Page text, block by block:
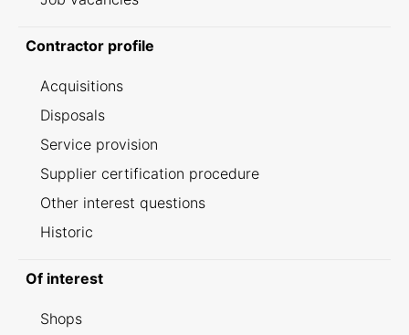
Contractor profile
Acquisitions
Disposals
Service provision
Supplier certification procedure
Other interest questions
Historic
Of interest
Shops